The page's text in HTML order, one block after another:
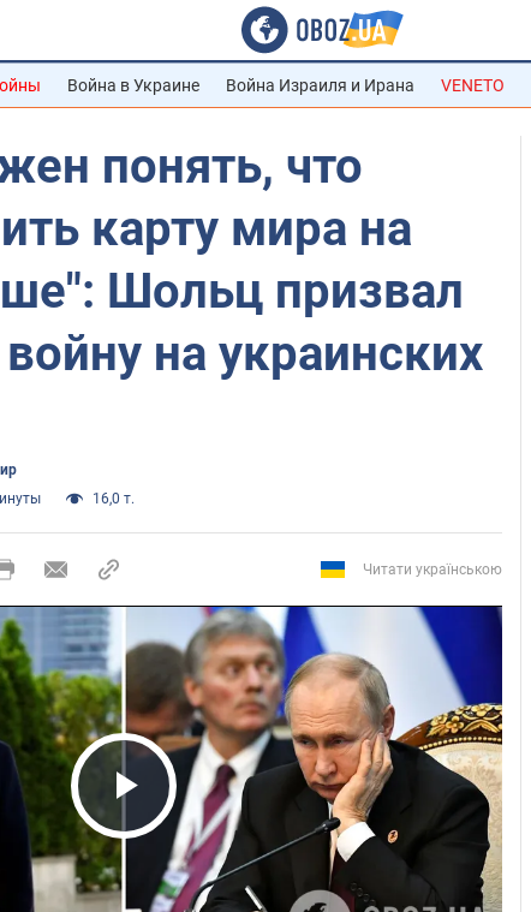
Война в Украине Война Израиля и Ирана VENETO
понять, что
карту мира на
Шольц призвал
на украинских
16,0 т.
Читати українською
Play Video